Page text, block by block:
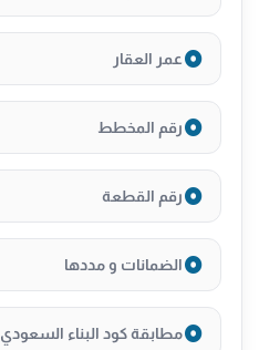
1️⃣ حمام
📐 المساحه 235 م
💸السعر 425,000
—————————-
البناء على الكود السعودي
تحت اشراف المالك
________
🔘الضمانات 🧾
ضمانات علي السباكه
ضمانات علي الكهرباء
_تشطيب ViP
عمر العقار
رقم المخطط
رقم القطعة
الضمانات و مددها
مطابقة كود البناء السعودي